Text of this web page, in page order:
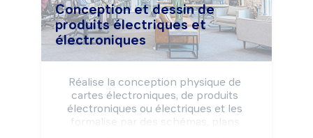
Conception et dessin de
produits électriques et
électroniques
Réalise la conception physique de
cartes électroniques, de produits
électroniques ou électriques et les
formalise par des schémas, plans